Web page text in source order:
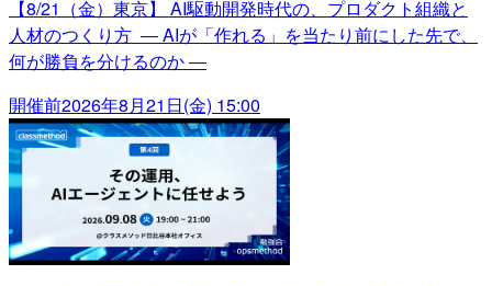
【8/21（金）東京】 AI駆動開発時代の、プロダクト組織と
人材のつくり方 ― AIが「作れる」を当たり前にした先で、
何が勝負を分けるのか ―
開催前2026年8月21日(金) 15:00